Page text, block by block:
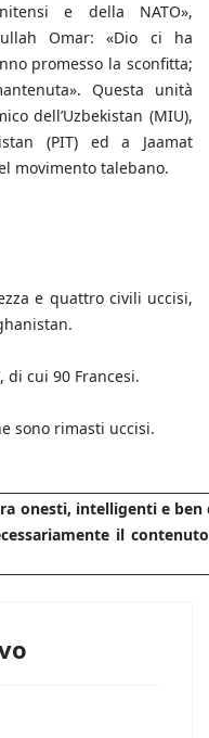
e della NATO»,
Omar: «Dio ci ha
promesso la sconfitta;
Questa unità
dell’Uzbekistan (MIU),
(PIT) ed a Jaamat
movimento talebano.
e quattro civili uccisi,
di cui 90 Francesi.
sono rimasti uccisi.
onesti, intelligenti e
il